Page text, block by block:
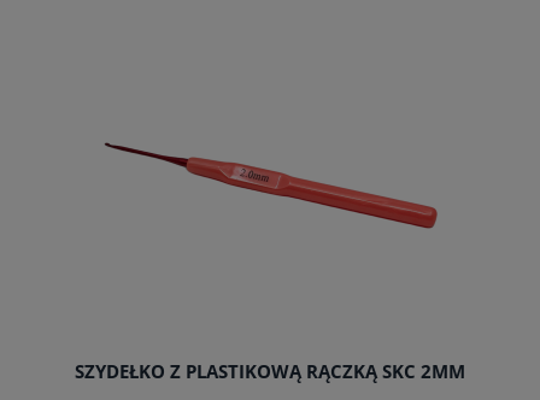
SZYDEŁKO Z PLASTIKOWĄ RĄCZKĄ SKC 2MM